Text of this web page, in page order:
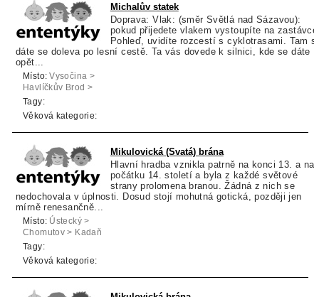
Michalův statek
Doprava: Vlak: (směr Světlá nad Sázavou):
pokud přijedete vlakem vystoupíte na zastávce
Pohleď, uvidíte rozcestí s cyklotrasami. Tam
dáte se doleva po lesní cestě. Ta vás dovede k silnici, kde se dáte
opět...
Místo: Vysočina >
Havlíčkův Brod >
Pohled
Tagy:
Věková kategorie:
Mikulovická (Svatá) brána
Hlavní hradba vznikla patrně na konci 13. a na
počátku 14. století a byla z každé světové
strany prolomena branou. Žádná z nich se
nedochovala v úplnosti. Dosud stojí mohutná gotická, později jen
mírně renesančně...
Místo: Ústecký >
Chomutov > Kadaň
Tagy:
Věková kategorie: